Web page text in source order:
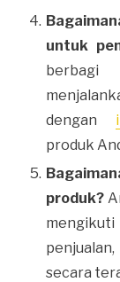
untuk
berbagi
dengan
produk
produk?
secara